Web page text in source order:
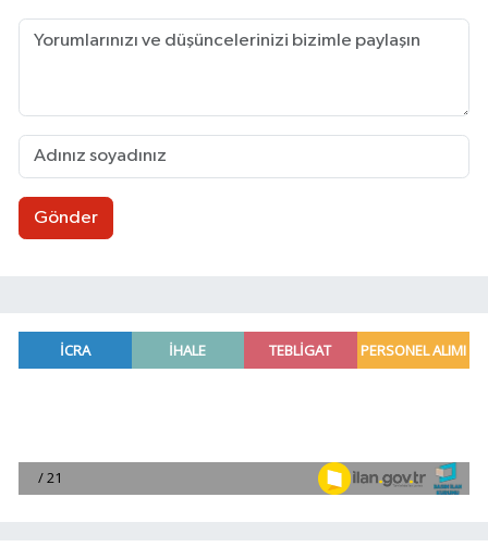
Gönder